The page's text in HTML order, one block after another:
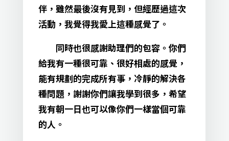
伴，雖然最後沒有見到，但經歷過這次
活動，我覺得我愛上這種感覺了。
同時也很感謝助理們的包容。你們
給我有一種很可靠、很好相處的感覺，
能有規劃的完成所有事，冷靜的解決各
種問題，謝謝你們讓我學到很多，希望
我有朝一日也可以像你們一樣當個可靠
的人。